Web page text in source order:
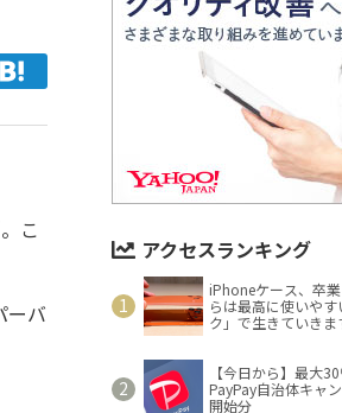
こ
ーバ
アクセスランキング
iPhoneケース、卒
らは最高に使いや
ク」で生きていきま
【今日から】最大
PayPay自治体キャ
開始分